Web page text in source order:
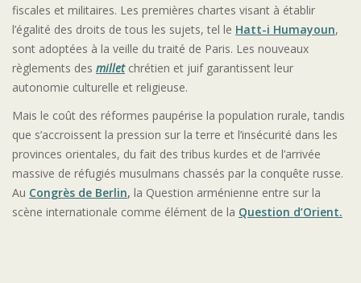
fiscales et militaires. Les premières chartes visant à établir
l’égalité des droits de tous les sujets, tel le Hatt-i Humayoun,
sont adoptées à la veille du traité de Paris. Les nouveaux
règlements des milletchrétien et juif garantissent leur
autonomie culturelle et religieuse.
Mais le coût des réformes paupérise la population rurale, tandis
que s’accroissent la pression sur la terre et l’insécurité dans les
provinces orientales, du fait des tribus kurdes et de l’arrivée
massive de réfugiés musulmans chassés par la conquête russe.
Au Congrès de Berlin, la Question arménienne entre sur la
scène internationale comme élément de la Question d’Orient.